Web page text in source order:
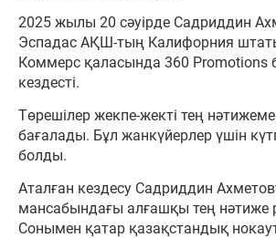
2025 жылы 20 сәуірде Садриддин
Эспадас АҚШ-тың Калифорния
Коммерс қаласында 360 Promotions
кездесті.
Төрешілер жекпе-жекті тең
бағалады. Бұл жанкүйерлер үшін
болды.
Аталған кездесу Садриддин
мансабындағы алғашқы тең нәтиже
Сонымен қатар қазақстандық